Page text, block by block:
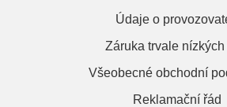
Údaje o
Záruka trvale nízkých
Všeobecné obchodní
Reklamační řád